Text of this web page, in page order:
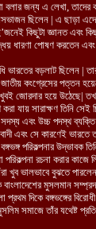
বলার জন্য এ লেখা, তাদের
ছিলেন | এ ছাড়া
কিছুটা জ্ঞানত এবং
ধারণা পোষণ করতেন
ভারতের বড়লাট ছিলেন |
কংগ্রেসের পত্তন
খুবই জোরদার হয়ে উঠেছে|
করা যায় সারাক্ষণ তিনি
সদস্য এবং উচ্চ পদস্থ
এবং সে কারণেই
পরিকল্পনার
রচনা করার
খুব ভালভাবে বুঝতে
মুসলমান
দিকে বঙ্গভঙ্গের
সমাজে তাঁর যথেষ্ট